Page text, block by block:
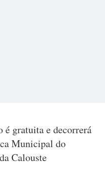
é gratuita e decorrerá
Municipal do
Calouste